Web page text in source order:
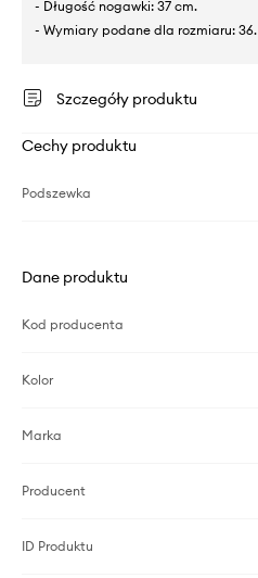
- Długość nogawki: 37 cm.
- Wymiary podane dla rozmiaru: 36.
Szczegóły produktu
Cechy produktu
Podszewka
Dane produktu
Kod producenta
Kolor
Marka
Producent
ID Produktu